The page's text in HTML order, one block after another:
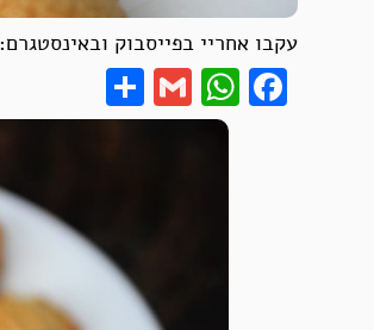
עקבו אחריי בפייסבוק ובאינסטגרם:
Facebook
WhatsApp
Gmail